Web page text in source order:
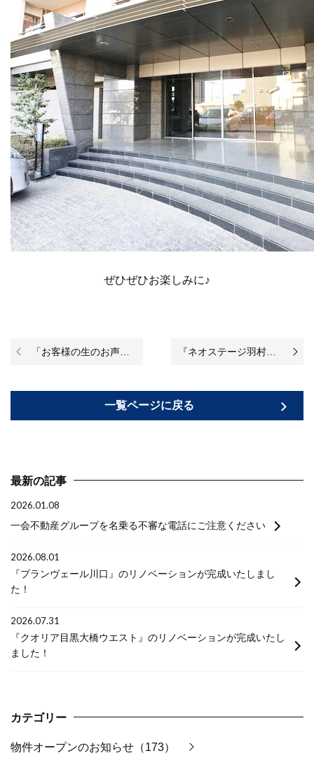
ぜひぜひお楽しみに♪
「お客様の生のお声！／サンクレイドル南柏弐番館 内装に統一感があり、綺麗で開放感のあるお部屋です！＊」を掲載致しました！（お客様からの評判・口コミ）
一覧ページに戻る
『ネオステージ羽村公園通り ２階』のリノベーションが始まりました♪
最新の記事
2026.01.08
一会不動産グループを名乗る不審な電話にご注意ください
2026.08.01
『プランヴェール川口』のリノベーションが完成いたしまし
た！
2026.07.31
『クオリア目黒大橋ウエスト』のリノベーションが完成いたし
ました！
カテゴリー
物件オープンのお知らせ（173）